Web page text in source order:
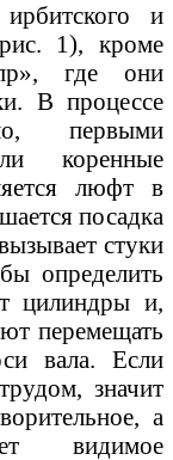
и
1), кроме
где они
В процессе
первыми
коренные
люфт в
посадка
стуки
определить
цилиндры и,
перемещать
вала. Если
значит
а
видимое